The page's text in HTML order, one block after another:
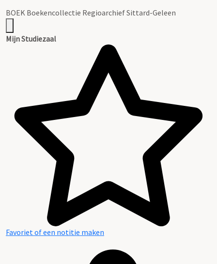
BOEK Boekencollectie Regioarchief Sittard-Geleen
Mijn Studiezaal
Favoriet of een notitie maken